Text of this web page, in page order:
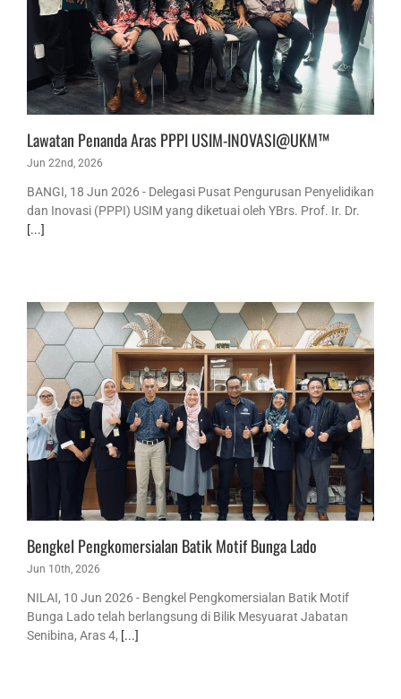
Lawatan Penanda Aras PPPI USIM-INOVASI@UKM™
Jun 22nd, 2026
BANGI, 18 Jun 2026 - Delegasi Pusat Pengurusan Penyelidikan
dan Inovasi (PPPI) USIM yang diketuai oleh YBrs. Prof. Ir. Dr.
[...]
Bengkel Pengkomersialan Batik Motif Bunga Lado
Jun 10th, 2026
NILAI, 10 Jun 2026 - Bengkel Pengkomersialan Batik Motif
Bunga Lado telah berlangsung di Bilik Mesyuarat Jabatan
Senibina, Aras 4, [...]